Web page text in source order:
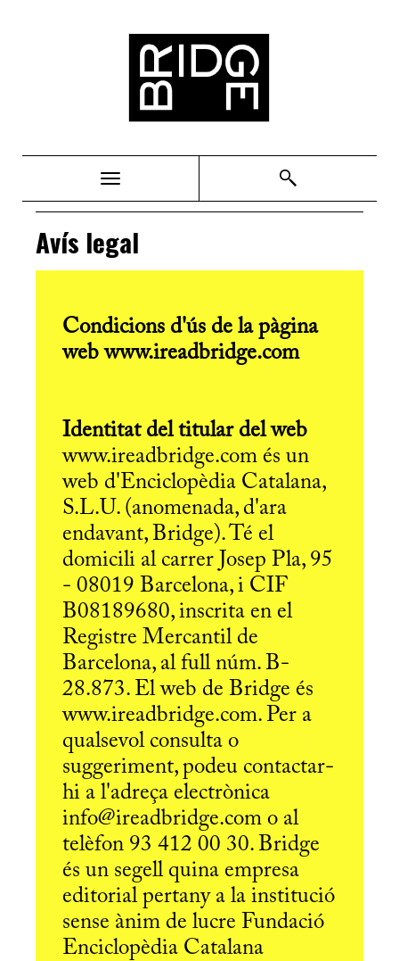
Avís legal
Condicions d'ús de la pàgina
web www.ireadbridge.com
Identitat del titular del web
www.ireadbridge.com és un
web d'Enciclopèdia Catalana,
S.L.U. (anomenada, d'ara
endavant, Bridge). Té el
domicili al carrer Josep Pla, 95
- 08019 Barcelona, i CIF
B08189680, inscrita en el
Registre Mercantil de
Barcelona, al full núm. B-
28.873. El web de Bridge és
www.ireadbridge.com. Per a
qualsevol consulta o
suggeriment, podeu contactar-
hi a l'adreça electrònica
info@ireadbridge.com o al
telèfon 93 412 00 30. Bridge
és un segell quina empresa
editorial pertany a la institució
sense ànim de lucre Fundació
Enciclopèdia Catalana